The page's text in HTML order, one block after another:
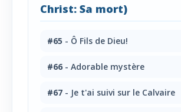
Christ: Sa mort)
#65 - Ô Fils de Dieu!
#66 - Adorable mystère
#67 - Je t'ai suivi sur le Calvaire